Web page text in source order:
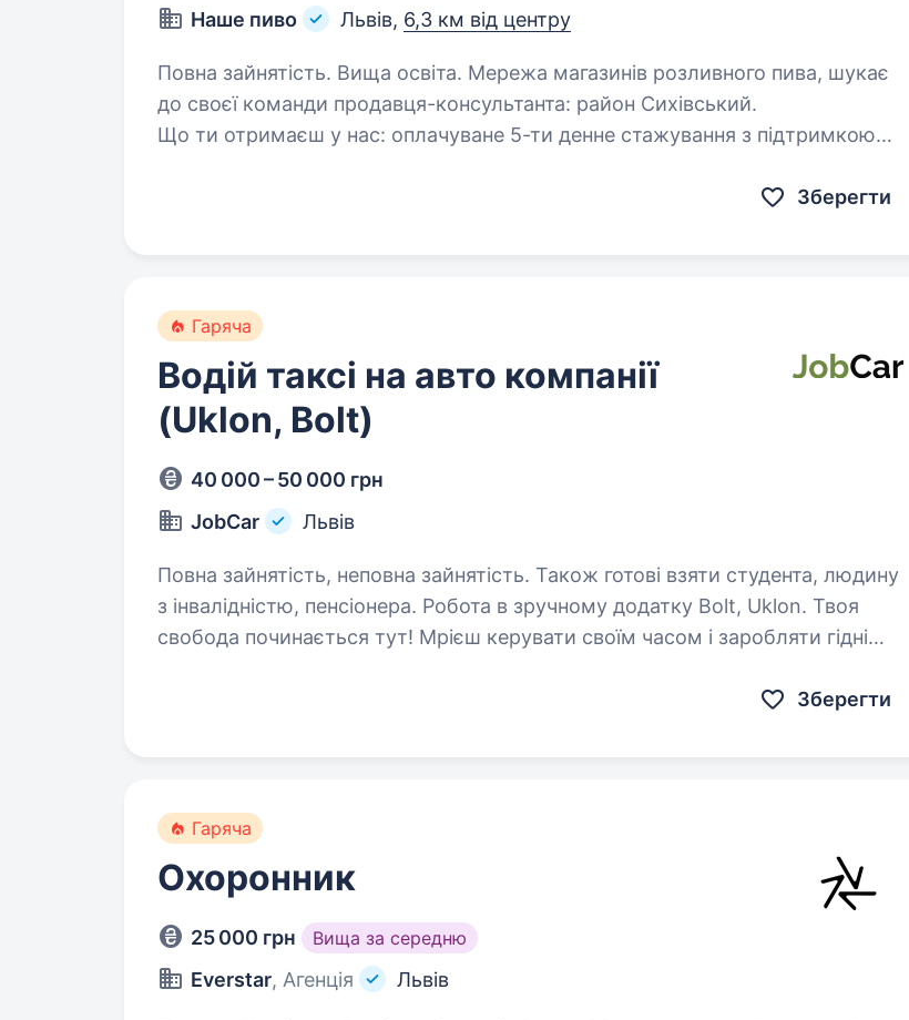
Наше пиво
Львів, 6,3 км від центру
Повна зайнятість. Вища освіта. Мережа магазинів розливного пива, шукає
до своєї команди продавця-консультанта: район Сихівський.
Що ти отримаєш у нас: оплачуване 5-ти денне стажування з підтримкою
Зберегти
Гаряча
Водій таксі на авто компанії
(Uklon, Bolt)
40 000 – 50 000 грн
JobCar
Львів
Повна зайнятість, неповна зайнятість. Також готові взяти студента, людину
з інвалідністю, пенсіонера. Робота в зручному додатку Bolt, Uklon. Твоя
свобода починається тут! Мрієш керувати своїм часом і заробляти гідні
Зберегти
Гаряча
Охоронник
25 000 грн Вища за середню
Everstar, Агенція Львів